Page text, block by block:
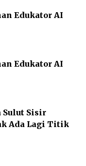
Edukator AI
Edukator AI
Sisir
Ada Lagi Titik